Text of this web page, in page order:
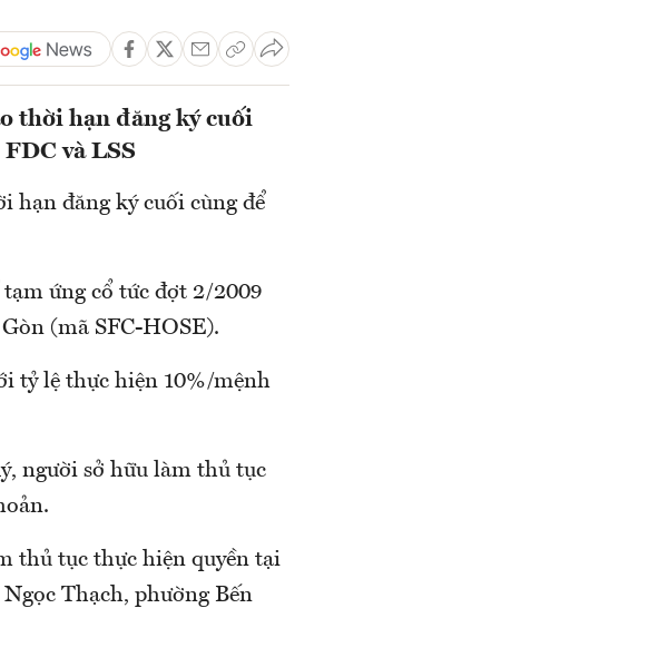
thời hạn đăng ký cuối
và LSS
hạn đăng ký cuối cùng để
ứng cổ tức đợt 2/2009
(mã SFC-HOSE).
tỷ lệ thực hiện 10%/mệnh
người sở hữu làm thủ tục
thủ tục thực hiện quyền tại
Thạch, phường Bến